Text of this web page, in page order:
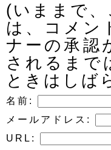
(いままで
は、コメン
ナーの承認
されるまで
ときはしば
名前:
メールアドレス:
URL: